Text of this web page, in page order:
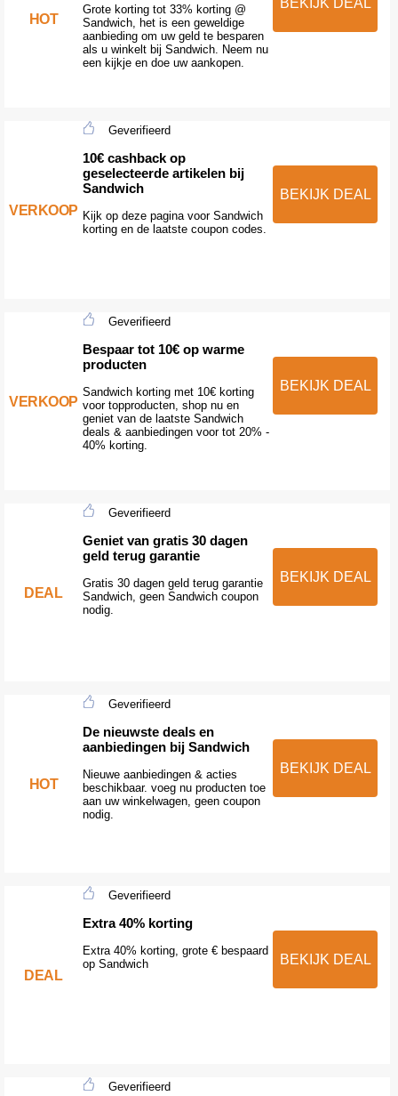
HOT
Grote korting tot 33% korting @
Sandwich, het is een geweldige
aanbieding om uw geld te besparen
als u winkelt bij Sandwich. Neem nu
een kijkje en doe uw aankopen.
VERKOOP
Geverifieerd
10€ cashback op
geselecteerde artikelen bij
Sandwich
Kijk op deze pagina voor Sandwich
korting en de laatste coupon codes.
BEKIJK DEAL
VERKOOP
Geverifieerd
Bespaar tot 10€ op warme
producten
Sandwich korting met 10€ korting
voor topproducten, shop nu en
geniet van de laatste Sandwich
deals & aanbiedingen voor tot 20% -
40% korting.
BEKIJK DEAL
DEAL
Geverifieerd
Geniet van gratis 30 dagen
geld terug garantie
Gratis 30 dagen geld terug garantie
Sandwich, geen Sandwich coupon
nodig.
BEKIJK DEAL
HOT
Geverifieerd
De nieuwste deals en
aanbiedingen bij Sandwich
Nieuwe aanbiedingen & acties
beschikbaar. voeg nu producten toe
aan uw winkelwagen, geen coupon
nodig.
BEKIJK DEAL
DEAL
Geverifieerd
Extra 40% korting
Extra 40% korting, grote € bespaard
op Sandwich
BEKIJK DEAL
Geverifieerd